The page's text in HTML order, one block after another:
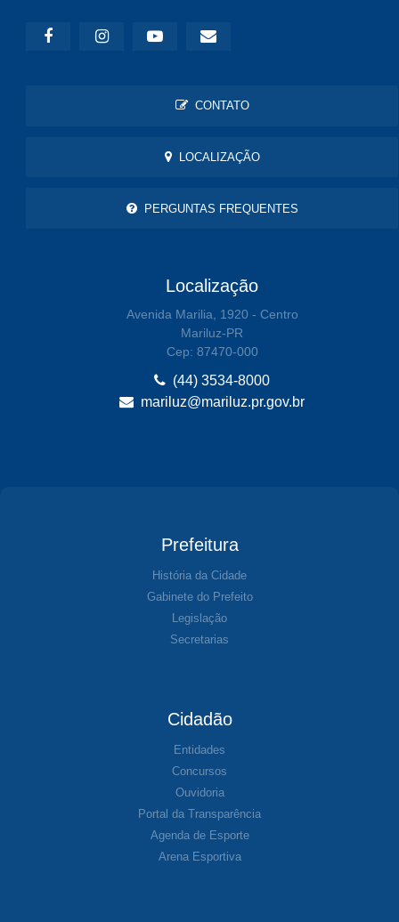
CONTATO
LOCALIZAÇÃO
PERGUNTAS FREQUENTES
Localização
Avenida Marilia, 1920 - Centro
Mariluz-PR
Cep: 87470-000
(44) 3534-8000
mariluz@mariluz.pr.gov.br
Prefeitura
História da Cidade
Gabinete do Prefeito
Legislação
Secretarias
Cidadão
Entidades
Concursos
Ouvidoria
Portal da Transparência
Agenda de Esporte
Arena Esportiva